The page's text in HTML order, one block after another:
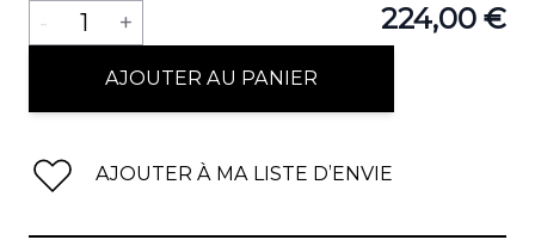
224,00 €
Quantité
- 1 +
AJOUTER AU PANIER
AJOUTER À MA LISTE D’ENVIE